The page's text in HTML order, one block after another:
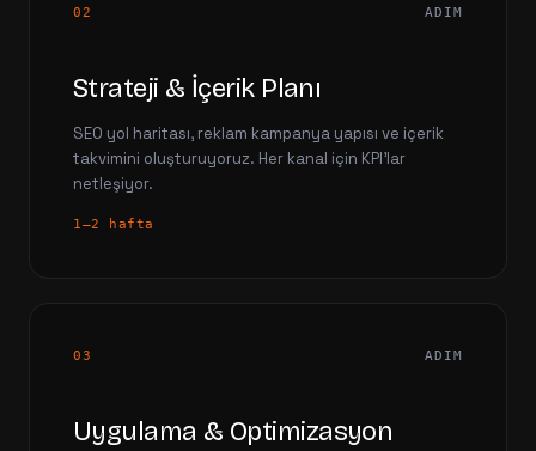
02 ADIM
Strateji & İçerik Planı
SEO yol haritası, reklam kampanya yapısı ve içerik
takvimini oluşturuyoruz. Her kanal için KPI'lar
netleşiyor.
1–2 hafta
03 ADIM
Uygulama & Optimizasyon